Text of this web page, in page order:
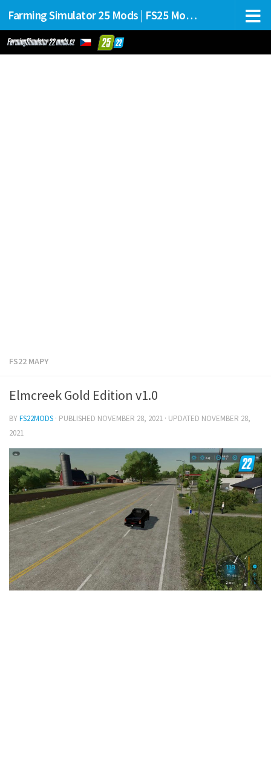
Farming Simulator 25 Mods | FS25 Mods Stahování
FS22 MAPY
Elmcreek Gold Edition v1.0
BYFS22MODS · PUBLISHED NOVEMBER 28, 2021 · UPDATED NOVEMBER 28,
2021